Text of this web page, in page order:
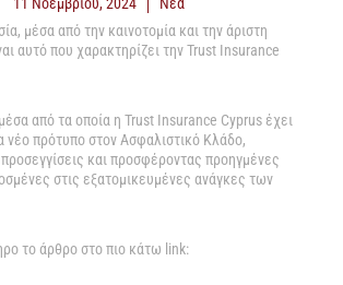
μέσα από την καινοτομία και την άριστη
αυτό που χαρακτηρίζει την Trust Insurance
από τα οποία η Trust Insurance Cyprus έχει
νέο πρότυπο στον Ασφαλιστικό Κλάδο,
και προσφέροντας προηγμένες
στις εξατομικευμένες ανάγκες των
το άρθρο στο πιο κάτω link: